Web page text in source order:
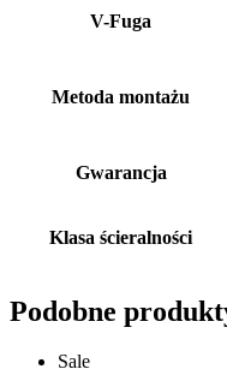
V-Fuga
Metoda montażu
Gwarancja
Klasa ścieralności
Podobne
Sale